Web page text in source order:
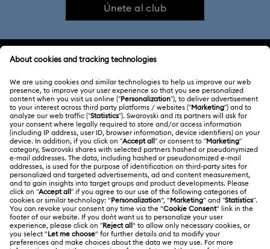
Únete al club
ATENCIÓN AL CLIENTE
Información general del servicio al cliente
Saldo de la tarjeta regalo
Estado de la reparación
Contacto
Guía de tamaños
Buscador de tiendas
ACERCA DE NOSOTROS
Acerca de Swarovski
Trabaja con nosotros
Alumni Community
Para profesionales
CONDICIONES LEGALES
Condiciones De Uso
Terminos & Condiciones
Otros países/regiones
English
Deutsch Español Français